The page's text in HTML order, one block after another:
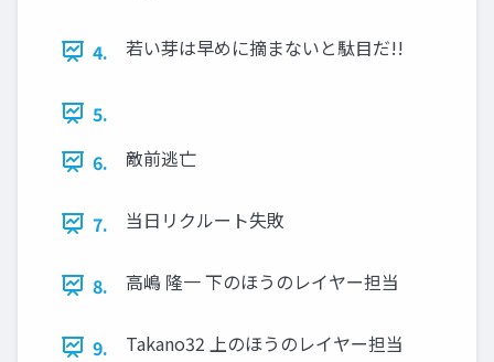
4. 若い芽は早めに摘まないと駄目だ!!
5.
6.
敵前逃亡
7. 当日リクルート失敗
8. 高嶋 隆一 下のほうのレイヤー担当
9. Takano32 上のほうのレイヤー担当